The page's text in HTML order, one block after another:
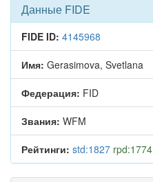
Данные FIDE
FIDE ID: 4145968
Имя: Gerasimova, Svetlana
Федерация: FID
Звания: WFM
Рейтинги: std:1827 rpd:1774